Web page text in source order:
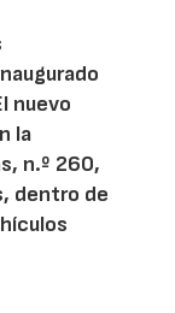
nuevo
la
n.º 260,
dentro de